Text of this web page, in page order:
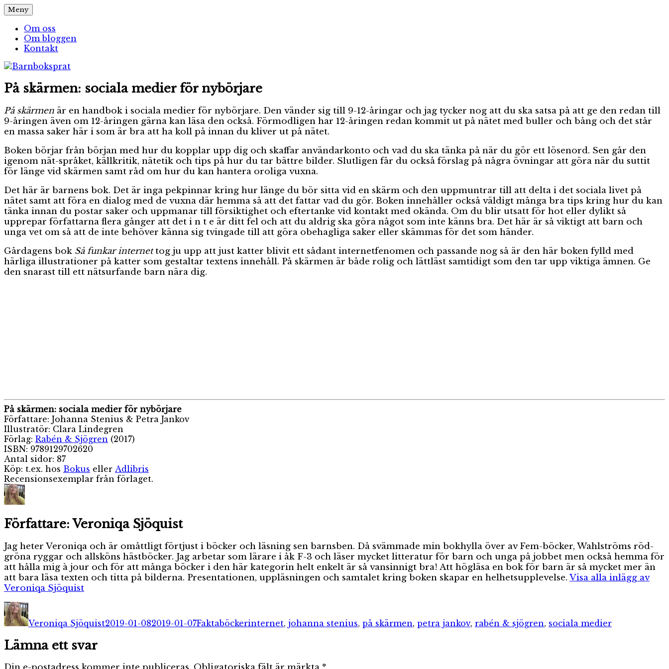
Hoppa
till
innehåll
Barnboksprat
– en blogg om barnböcker
Meny
Om oss
Om bloggen
Kontakt
På skärmen: sociala medier för nybörjare
På skärmen är en handbok i sociala medier för nybörjare. Den vänder sig till 9-12-åringar och jag tycker nog att du ska satsa på att ge den redan till
9-åringen även om 12-åringen gärna kan läsa den också. Förmodligen har 12-åringen redan kommit ut på nätet med buller och bång och det står
en massa saker här i som är bra att ha koll på innan du kliver ut på nätet.
Boken börjar från början med hur du kopplar upp dig och skaffar användarkonto och vad du ska tänka på när du gör ett lösenord. Sen går den
igenom nät-språket, källkritik, nätetik och tips på hur du tar bättre bilder. Slutligen får du också förslag på några övningar att göra när du suttit
för länge vid skärmen samt råd om hur du kan hantera oroliga vuxna.
Det här är barnens bok. Det är inga pekpinnar kring hur länge du bör sitta vid en skärm och den uppmuntrar till att delta i det sociala livet på
nätet samt att föra en dialog med de vuxna där hemma så att det fattar vad du gör. Boken innehåller också väldigt många bra tips kring hur du kan
tänka innan du postar saker och uppmanar till försiktighet och eftertanke vid kontakt med okända. Om du blir utsatt för hot eller dylikt så
upprepar författarna flera gånger att det i n t e är ditt fel och att du aldrig ska göra något som inte känns bra. Det här är så viktigt att barn och
unga vet om så att de inte behöver känna sig tvingade till att göra obehagliga saker eller skämmas för det som händer.
Gårdagens bok Så funkar internettog ju upp att just katter blivit ett sådant internetfenomen och passande nog så är den här boken fylld med
härliga illustrationer på katter som gestaltar textens innehåll. På skärmen är både rolig och lättläst samtidigt som den tar upp viktiga ämnen. Ge
den snarast till ett nätsurfande barn nära dig.
På skärmen: sociala medier för nybörjare
Författare: Johanna Stenius & Petra Jankov
Illustratör: Clara Lindegren
Förlag: Rabén & Sjögren (2017)
ISBN: 9789129702620
Antal sidor: 87
Köp: t.ex. hos Bokus eller Adlibris
Recensionsexemplar från förlaget.
Författare: Veroniqa Sjöquist
Jag heter Veroniqa och är omåttligt förtjust i böcker och läsning sen barnsben. Då svämmade min bokhylla över av Fem-böcker, Wahlströms röd-
gröna ryggar och allsköns hästböcker. Jag arbetar som lärare i åk F-3 och läser mycket litteratur för barn och unga på jobbet men också hemma för
att hålla mig à jour och för att många böcker i den här kategorin helt enkelt är så vansinnigt bra! Att högläsa en bok för barn är så mycket mer än
att bara läsa texten och titta på bilderna. Presentationen, uppläsningen och samtalet kring boken skapar en helhetsupplevelse. Visa alla inlägg av
Veroniqa Sjöquist
Författare
Veroniqa Sjöquist2019-01-082019-01-07Faktaböckerinternet, johanna stenius, på skärmen, petra jankov, rabén & sjögren, sociala medier
Lämna ett svar